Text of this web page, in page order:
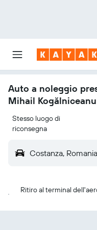
Auto a noleggio
Mihail Kogălniceanu
Stesso luogo di
riconsegna
Costanza,
Ritiro al terminal